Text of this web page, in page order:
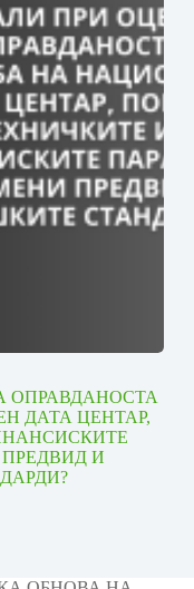
ОПРАВДАНОСТА
ДАТА ЦЕНТАР,
И